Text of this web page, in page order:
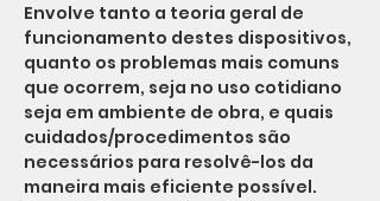
Envolve tanto a teoria geral de
funcionamento destes dispositivos,
quanto os problemas mais comuns
que ocorrem, seja no uso cotidiano
seja em ambiente de obra, e quais
cuidados/procedimentos são
necessários para resolvê-los da
maneira mais eficiente possível.